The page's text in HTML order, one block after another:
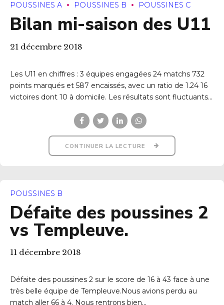
POUSSINES A POUSSINES B POUSSINES C
Bilan mi-saison des U11
21 décembre 2018
Les U11 en chiffres : 3 équipes engagées 24 matchs 732
points marqués et 587 encaissés, avec un ratio de 1.24 16
victoires dont 10 à domicile. Les résultats sont fluctuants...
CONTINUER LA LECTURE
POUSSINES B
Défaite des poussines 2
vs Templeuve.
11 décembre 2018
Défaite des poussines 2 sur le score de 16 à 43 face à une
très belle équipe de Templeuve.Nous avions perdu au
match aller 66 à 4. Nous rentrons bien...